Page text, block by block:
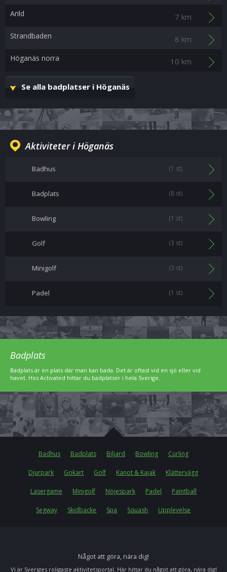
Arild 7 km
Strandbaden 8 km
Höganäs norra 10 km
Se alla badplatser i Höganäs
Aktiviteter i Höganäs
Badhus (1 st)
Badplats (8 st)
Bowling (1 st)
Golf (3 st)
Minigolf (3 st)
Padel (1 st)
Badplats
Badplats är en plats där man kan bada. Det är oftast vid en sjö eller vid
havet. Hos Activated hittar du badplatser i hela Sverige.
Badhus Badplats Biljard Bowling Curling
Djurpark Gokart Golf Kanot & Kajak Klättervägg
Lasergame Minigolf Nöjespark Padel Paintball
Segway Skidbacke Spa Squash Upplevelse
Något att göra, nära dig!
Vi är Sveriges roligaste aktivitetsportal. Här hittar du något att göra, nära dig!